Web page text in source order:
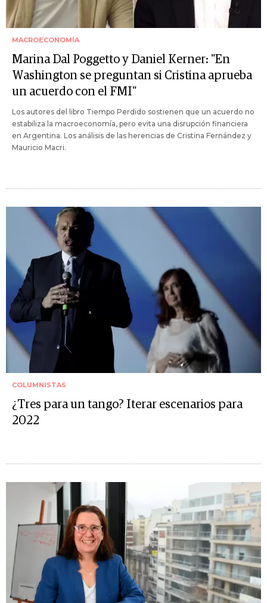
MACROECONOMÍA
Marina Dal Poggetto y Daniel Kerner: "En
Washington se preguntan si Cristina aprueba
un acuerdo con el FMI"
Los autores del libro Tiempo Perdido sostienen que un acuerdo no
estabiliza la macroeconomía, pero evita una disrupción financiera
en Argentina. Los análisis de las herencias de Cristina Fernández y
Mauricio Macri.
COLUMNISTAS
¿Tres para un tango? Iterar escenarios para
2022